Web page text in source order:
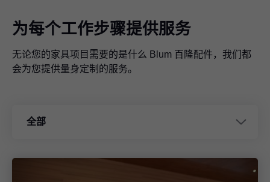
便捷获取 CAD/CAM 数据的方法。
包装解决方案
我们为您量身定制的包装解决方案将完美地融入您的生产
MINIPRESS 专业钻孔机的新型数字化和自动化支持。
为每个工作步骤提供服务
无论您的家具项目需要的是什么 Blum 百隆配件，我们都
会为您提供量身定制的服务。
全部